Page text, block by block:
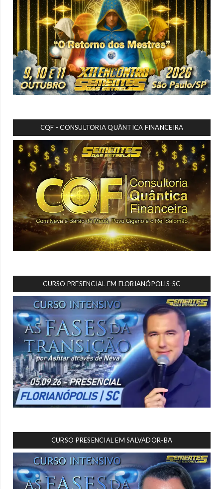
CQF - CONSULTORIA QUÂNTICA FINANCEIRA
CURSO PRESENCIAL EM FLORIANÓPOLIS-SC
CURSO PRESENCIAL EM SALVADOR-BA